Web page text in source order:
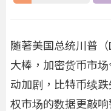
随著美国总统川普
大棒，加密货币市
动加剧，比特币续
权市场的数据更敲